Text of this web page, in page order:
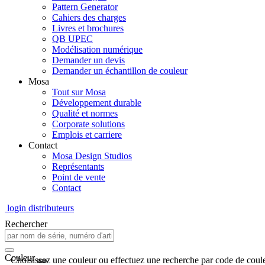
Pattern Generator
Cahiers des charges
Livres et brochures
QB UPEC
Modélisation numérique
Demander un devis
Demander un échantillon de couleur
Mosa
Tout sur Mosa
Développement durable
Qualité et normes
Corporate solutions
Emplois et carriere
Contact
Mosa Design Studios
Représentants
Point de vente
Contact
login distributeurs
Rechercher
Couleur
Choisissez une couleur ou effectuez une recherche par code de